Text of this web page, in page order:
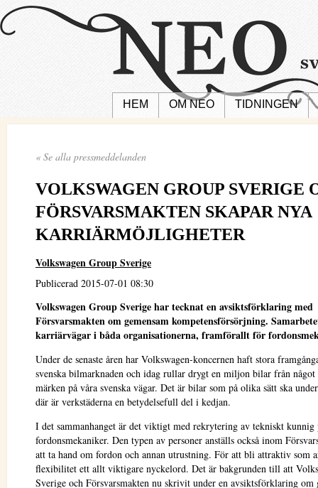
HEM OM NEO TIDNINGEN
« Se alla pressmeddelanden
VOLKSWAGEN GROUP SVERIGE
FÖRSVARSMAKTEN SKAPAR NYA
KARRIÄRMÖJLIGHETER
Volkswagen Group Sverige
Publicerad 2015-07-01 08:30
Volkswagen Group Sverige har tecknat en avsiktsförklaring med
Försvarsmakten om gemensam kompetensförsörjning.
karriärvägar i båda organisationerna, framförallt för
Under de senaste åren har Volkswagen-koncernen haft stora
svenska bilmarknaden och idag rullar drygt en miljon bilar från något
märken på våra svenska vägar. Det är bilar som på olika sätt ska
där är verkstäderna en betydelsefull del i kedjan.
I det sammanhanget är det viktigt med rekrytering av tekniskt kunnig
fordonsmekaniker. Den typen av personer anställs också inom
att ta hand om fordon och annan utrustning. För att bli attraktiv som
flexibilitet ett allt viktigare nyckelord. Det är bakgrunden till att
Sverige och Försvarsmakten nu skrivit under en avsiktsförklaring om